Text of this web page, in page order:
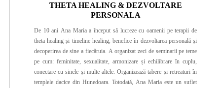
THETA HEALING & DEZVOLTARE
PERSONALA
De 10 ani Ana Maria a început să lucreze cu oamenii pe terapii de
theta healing și timeline healing, benefice în dezvoltarea personală și
decoperirea de sine a fiecăruia. A organizat zeci de seminarii pe teme
pe cum: feminitate, sexualitate, armonizare și echilibrare în cuplu,
conectare cu sinele și multe altele. Organizează tabere și retreaturi în
templele dacice din Hunedoara. Totodată, Ana Maria este un suflet